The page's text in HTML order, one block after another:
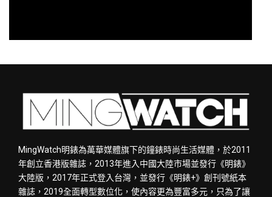
MingWatch明錶為萬華媒體旗下的鐘錶時尚生活媒體，於2011
年創立香港版雜誌，2013年進入中國大陸市場並發行《明錶》
大陸版，2017年正式登入台灣，並發行《明錶+》創刊號紙本
雜誌，2019全面轉型數位化，使內容更為豐富多元，只為了讓